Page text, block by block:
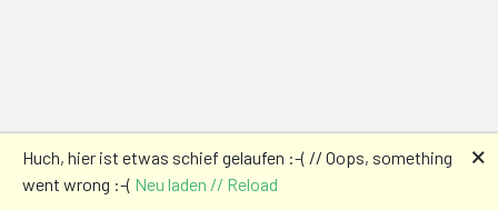
Huch, hier ist etwas schief gelaufen :-( // Oops, something
went wrong :-( Neu laden // Reload
🗙